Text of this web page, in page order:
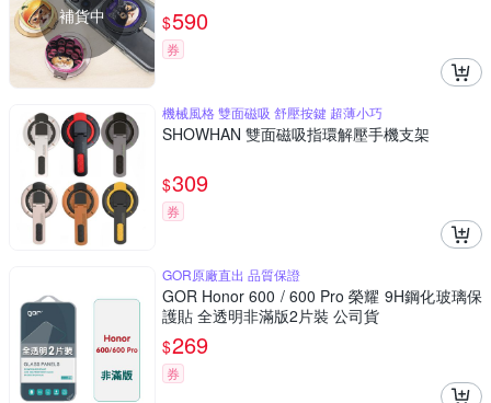
補貨中 $590
券
機械風格 雙面磁吸 舒壓按鍵 超薄小巧
SHOWHAN 雙面磁吸指環解壓手機支架
$309
券
GOR原廠直出 品質保證
GOR Honor 600 / 600 Pro 榮耀 9H鋼化玻璃保
護貼 全透明非滿版2片裝 公司貨
$269
券